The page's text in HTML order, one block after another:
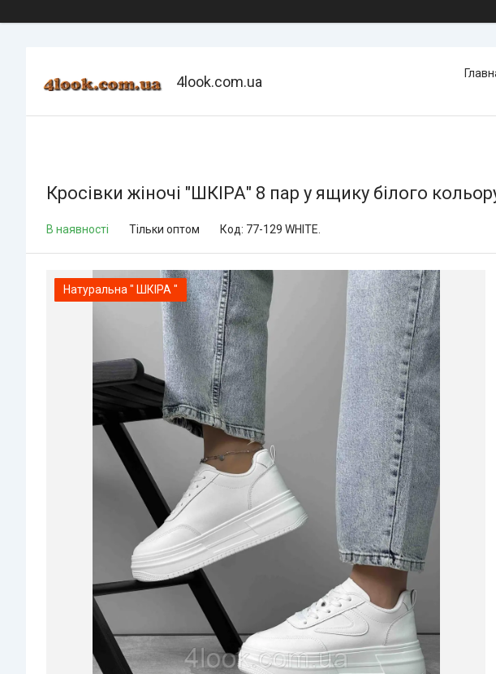
4look.com.ua
Кросівки жіночі "ШКІРА" 8 пар у ящику білого
В наявності Тільки оптом Код: 77-129 WHITE.
Натуральна " ШКІРА "